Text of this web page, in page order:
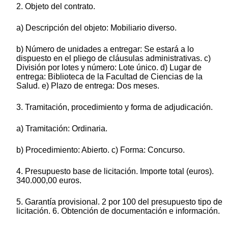
2. Objeto del contrato.
a) Descripción del objeto: Mobiliario diverso.
b) Número de unidades a entregar: Se estará a lo
dispuesto en el pliego de cláusulas administrativas. c)
División por lotes y número: Lote único. d) Lugar de
entrega: Biblioteca de la Facultad de Ciencias de la
Salud. e) Plazo de entrega: Dos meses.
3. Tramitación, procedimiento y forma de adjudicación.
a) Tramitación: Ordinaria.
b) Procedimiento: Abierto. c) Forma: Concurso.
4. Presupuesto base de licitación. Importe total (euros).
340.000,00 euros.
5. Garantía provisional. 2 por 100 del presupuesto tipo de
licitación. 6. Obtención de documentación e información.